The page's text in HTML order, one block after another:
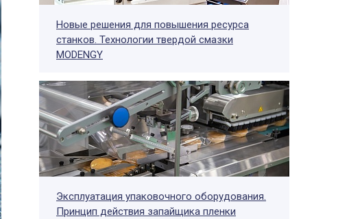
Новые решения для повышения ресурса
станков. Технологии твердой смазки
MODENGY
Эксплуатация упаковочного оборудования.
Принцип действия запайщика пленки